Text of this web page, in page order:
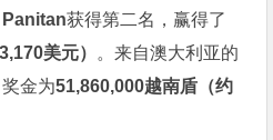
获得第二名，赢得了
美元） 。来自澳大利亚的
金为51,860,000越南盾（约